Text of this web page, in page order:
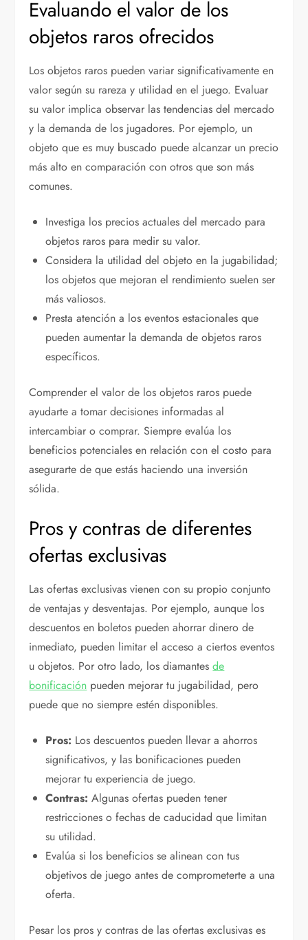
Evaluando el valor de los
objetos raros ofrecidos
Los objetos raros pueden variar significativamente en
valor según su rareza y utilidad en el juego. Evaluar
su valor implica observar las tendencias del mercado
y la demanda de los jugadores. Por ejemplo, un
objeto que es muy buscado puede alcanzar un precio
más alto en comparación con otros que son más
comunes.
Investiga los precios actuales del mercado para
objetos raros para medir su valor.
Considera la utilidad del objeto en la jugabilidad;
los objetos que mejoran el rendimiento suelen ser
más valiosos.
Presta atención a los eventos estacionales que
pueden aumentar la demanda de objetos raros
específicos.
Comprender el valor de los objetos raros puede
ayudarte a tomar decisiones informadas al
intercambiar o comprar. Siempre evalúa los
beneficios potenciales en relación con el costo para
asegurarte de que estás haciendo una inversión
sólida.
Pros y contras de diferentes
ofertas exclusivas
Las ofertas exclusivas vienen con su propio conjunto
de ventajas y desventajas. Por ejemplo, aunque los
descuentos en boletos pueden ahorrar dinero de
inmediato, pueden limitar el acceso a ciertos eventos
u objetos. Por otro lado, los diamantesde
bonificación pueden mejorar tu jugabilidad, pero
puede que no siempre estén disponibles.
Pros: Los descuentos pueden llevar a ahorros
significativos, y las bonificaciones pueden
mejorar tu experiencia de juego.
Contras: Algunas ofertas pueden tener
restricciones o fechas de caducidad que limitan
su utilidad.
Evalúa si los beneficios se alinean con tus
objetivos de juego antes de comprometerte a una
oferta.
Pesar los pros y contras de las ofertas exclusivas es